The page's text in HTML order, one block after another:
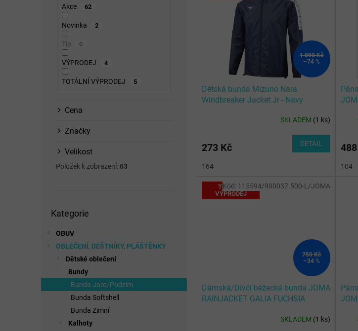
Akce 62
Novinka 2
Tip 0
VÝPRODEJ 4
TOTÁLNÍ VÝPRODEJ 5
Cena
Značky
Velikost
Položek k zobrazení: 63
kategorie
Kategorie
OBUV
OBLEČENÍ, DEŠTNÍKY, PLÁŠTĚNKY
Dětské oblečení
Bundy
Bunda Jaro/Podzim
Bunda Softshell
Bunda Zimní
Kalhoty
1 090 Kč
–74 %
Dětská bunda Mizuno Nara
Windbreaker Jacket Jr - Navy
SKLADEM (1 ks)
273 Kč DETAIL
164 104
TOTÁLNÍ
VÝPRODEJ
750 Kč
–34 %
Dámská/Dívčí běžecká bunda JOMA
RAINJACKET GALIA FUCHSIA
SKLADEM (1 ks)
Kód: 115594/900037.500-L/JOMA